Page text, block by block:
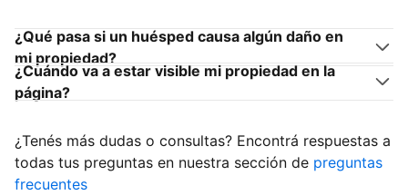
¿Qué pasa si un huésped causa algún daño en
mi propiedad?
¿Cuándo va a estar visible mi propiedad en la
página?
¿Tenés más dudas o consultas? Encontrá respuestas a
todas tus preguntas en nuestra sección de preguntas
frecuentes